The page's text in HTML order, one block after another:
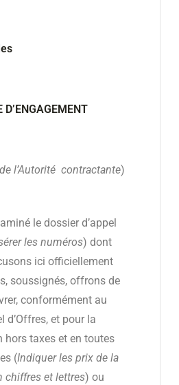
D’ENGAGEMENT
l’Autorité contractante)
le dossier d’appel
les numéros) dont
ici officiellement
soussignés, offrons de
conformément au
d’Offres, et pour la
hors taxes et en toutes
(Indiquer les prix de la
chiffres et lettres) ou